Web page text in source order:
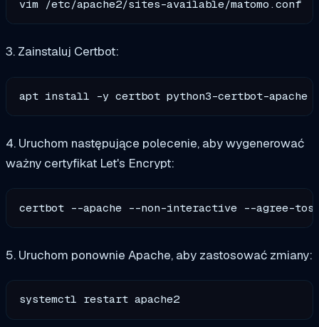
3. Zainstaluj Certbot:
4. Uruchom następujące polecenie, aby wygenerować
ważny certyfikat Let's Encrypt:
certbot --apache --non-interactive --agree-
5. Uruchom ponownie Apache, aby zastosować zmiany: